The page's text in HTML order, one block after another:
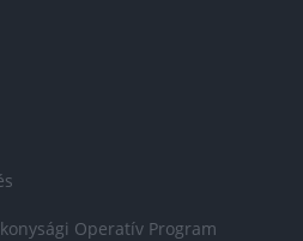
Operatív Program